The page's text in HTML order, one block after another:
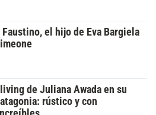
el hijo de Eva Bargiela
de Juliana Awada en su
rústico y con